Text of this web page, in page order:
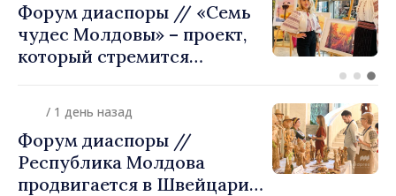
ВИДЕО // Калараш
формирует крупнейший
кластер добровольного
утвердил окончательное
решение
/ 1 день назад
Форум диаспоры //
Республика Молдова
продвигается в Швейцарии